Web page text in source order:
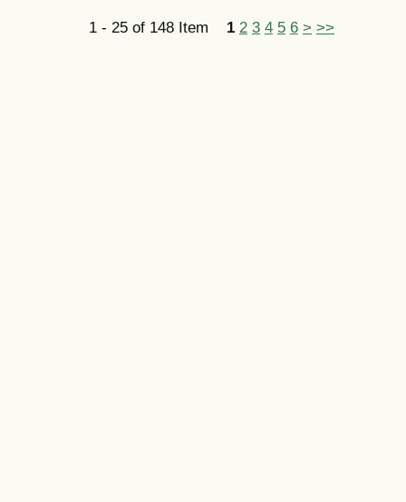
1 - 25 of 148 Item 1 2 3 4 5 6 > >>